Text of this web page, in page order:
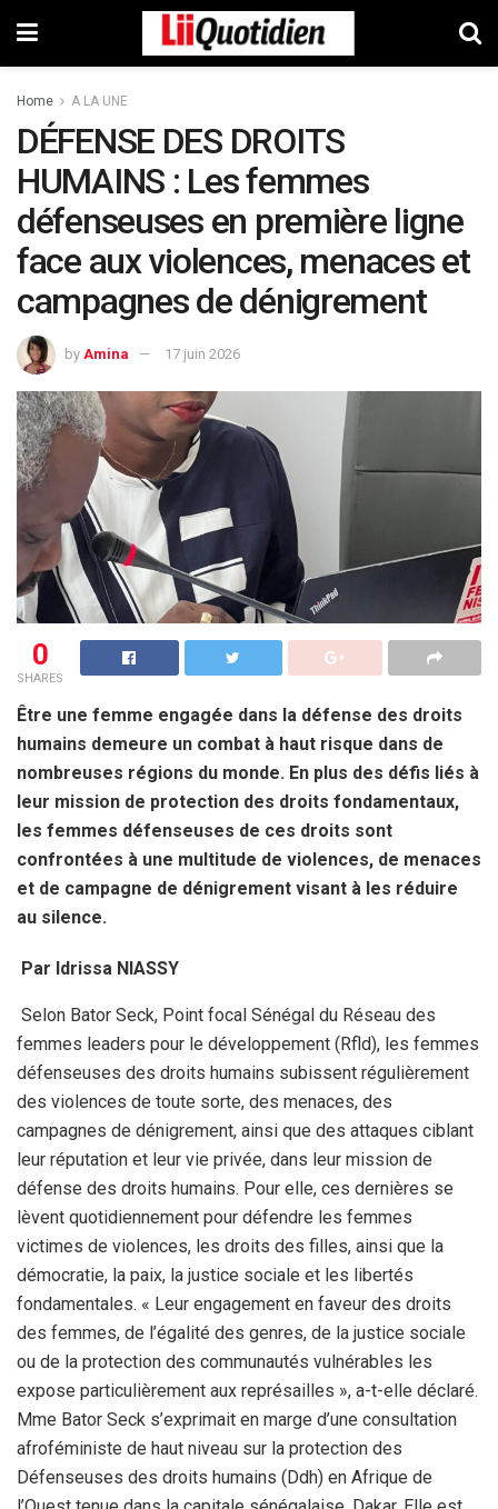
Home A LA UNE
DÉFENSE DES DROITS
HUMAINS : Les femmes
défenseuses en première ligne
face aux violences, menaces et
campagnes de dénigrement
by Amina 17 juin 2026
0
SHARES
Être une femme engagée dans la défense des droits
humains demeure un combat à haut risque dans de
nombreuses régions du monde. En plus des défis liés à
leur mission de protection des droits fondamentaux,
les femmes défenseuses de ces droits sont
confrontées à une multitude de violences, de menaces
et de campagne de dénigrement visant à les réduire
au silence.
Par Idrissa NIASSY
Selon Bator Seck, Point focal Sénégal du Réseau des
femmes leaders pour le développement (Rfld), les femmes
défenseuses des droits humains subissent régulièrement
des violences de toute sorte, des menaces, des
campagnes de dénigrement, ainsi que des attaques ciblant
leur réputation et leur vie privée, dans leur mission de
défense des droits humains. Pour elle, ces dernières se
lèvent quotidiennement pour défendre les femmes
victimes de violences, les droits des filles, ainsi que la
démocratie, la paix, la justice sociale et les libertés
fondamentales. « Leur engagement en faveur des droits
des femmes, de l’égalité des genres, de la justice sociale
ou de la protection des communautés vulnérables les
expose particulièrement aux représailles », a-t-elle déclaré.
Mme Bator Seck s’exprimait en marge d’une consultation
afroféministe de haut niveau sur la protection des
Défenseuses des droits humains (Ddh) en Afrique de